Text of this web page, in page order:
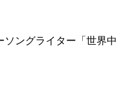
ングライター「世界中